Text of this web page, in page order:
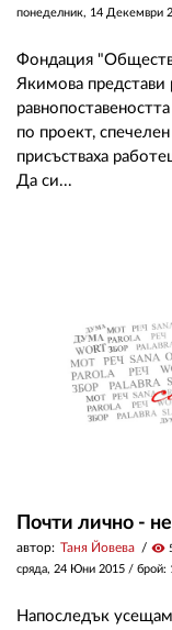
понеделник, 14 Декември
Фондация
Якимова представи
по проект,
присъстваха
Да си...
Почти лично -
автор: Таня Йовева visibility
сряда, 24 Юни 2015 / брой:
Напоследък